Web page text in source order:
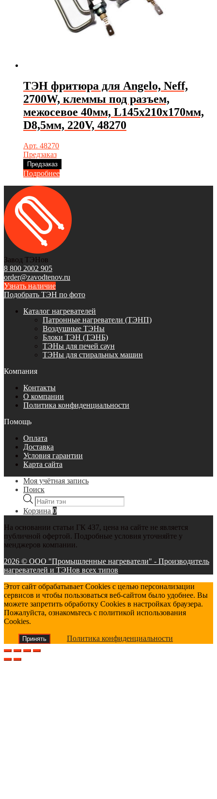
ТЭН фритюра для Angelo, Neff,
2700W, клеммы под разъем,
межосевое 40мм, L145х210х170мм,
D8,5мм, 220V, 48270
Арт. 48270
Предзаказ
Предзаказ
Подробнее
Завод ТЭНов
8 800 2002 905
order@zavodtenov.ru
Узнать наличие
Подобрать ТЭН по фото
Каталог нагревателей
Патронные нагреватели (ТЭНП)
Воздушные ТЭНы
Блоки ТЭН (ТЭНБ)
ТЭНы для печей саун
ТЭНы для стиральных машин
Компания
Контакты
О компании
Политика конфиденциальности
Помощь
Оплата
Доставка
Условия гарантии
Карта сайта
Моя учётная запись
Поиск
Поиск
товаров
Корзина 0
На основании статьи ГК 437, цена на сайте не является
публичной офертой. Подробные условия уточняйте у
менджеров компании.
2026 © ООО "Промышленные нагреватели" - Производитель
нагревателей и ТЭНов всех типов
Этот сайт обрабатывает Cookies с целью персонализации
сервисов и чтобы пользоваться веб-сайтом было удобнее. Вы
можете запретить обработку Cookies в настройках браузера.
Пожалуйста, ознакомьтесь с политикой использования
Cookies.
Принять Политика конфиденциальности